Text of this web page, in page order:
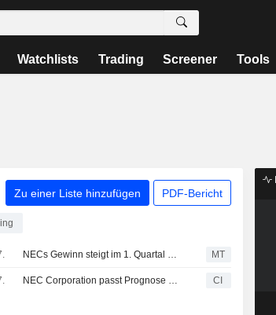
Watchlists Trading Screener Tools
Zu einer Liste hinzufügen PDF-Bericht
NECs Gewinn steigt im 1. Quartal des Geschäftsjahres um 157% MT
NEC Corporation passt Prognose für das konsolidierte Ergebnis für das Geschäftsjahr bis zum 31. März 2027 an CI